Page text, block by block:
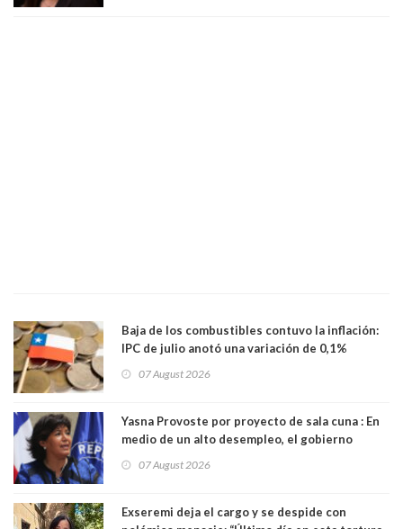
Baja de los combustibles contuvo la inflación:
IPC de julio anotó una variación de 0,1%
07 August 2026
Yasna Provoste por proyecto de sala cuna : En
medio de un alto desempleo, el gobierno
07 August 2026
Exseremi deja el cargo y se despide con